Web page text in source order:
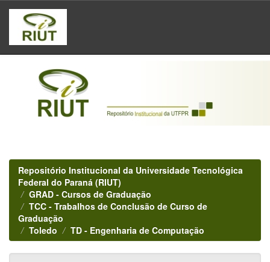
Skip
navigation
Repositório Institucional da Universidade Tecnológica
Federal do Paraná (RIUT)
GRAD - Cursos de Graduação
TCC - Trabalhos de Conclusão de Curso de
Graduação
Toledo
TD - Engenharia de Computação